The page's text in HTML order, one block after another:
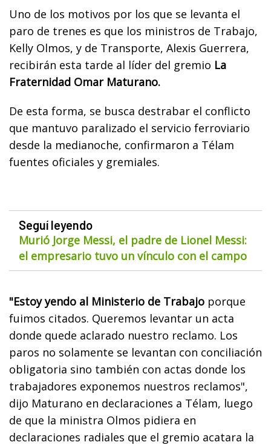
Uno de los motivos por los que se levanta el
paro de trenes es que los ministros de Trabajo,
Kelly Olmos, y de Transporte, Alexis Guerrera,
recibirán esta tarde al líder del gremio La
Fraternidad Omar Maturano.
De esta forma, se busca destrabar el conflicto
que mantuvo paralizado el servicio ferroviario
desde la medianoche, confirmaron a Télam
fuentes oficiales y gremiales.
Seguí leyendo
Murió Jorge Messi, el padre de Lionel Messi:
el empresario tuvo un vínculo con el campo
"Estoy yendo al Ministerio de Trabajo porque
fuimos citados. Queremos levantar un acta
donde quede aclarado nuestro reclamo. Los
paros no solamente se levantan con conciliación
obligatoria sino también con actas donde los
trabajadores exponemos nuestros reclamos",
dijo Maturano en declaraciones a Télam, luego
de que la ministra Olmos pidiera en
declaraciones radiales que el gremio acatara la